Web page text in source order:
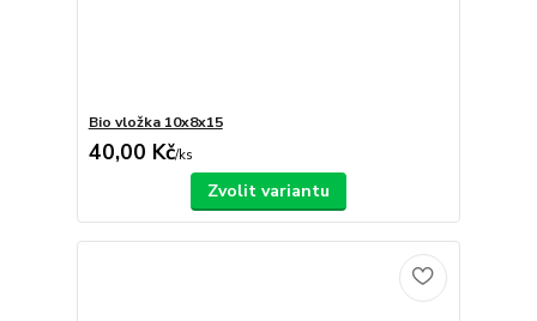
Bio vložka 10x8x15
40,00 Kč/ks
Zvolit variantu